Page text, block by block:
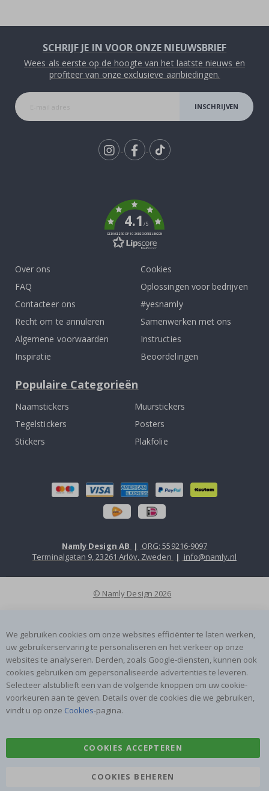
SCHRIJF JE IN VOOR ONZE NIEUWSBRIEF
Wees als eerste op de hoogte van het laatste nieuws en
profiteer van onze exclusieve aanbiedingen.
INSCHRIJVEN
4.1/5
GEBASEERD OP 1029 BEOORDELINGEN
Over ons
FAQ
Contacteer ons
Recht om te annuleren
Algemene voorwaarden
Inspiratie
Cookies
Oplossingen voor bedrijven
#yesnamly
Samenwerken met ons
Instructies
Beoordelingen
Populaire Categorieën
Naamstickers
Muurstickers
Tegelstickers
Posters
Stickers
Plakfolie
Namly Design AB | ORG: 559216-9097
Terminalgatan 9, 23261 Arlöv, Zweden | info@namly.nl
© Namly Design 2026
We gebruiken cookies om onze websites efficiënter te laten werken,
uw gebruikerservaring te personaliseren en het verkeer op onze
websites te analyseren. Derden, zoals Google-diensten, kunnen ook
cookies gebruiken om gepersonaliseerde advertenties te leveren.
Selecteer alstublieft een van de volgende knoppen om uw cookie-
voorkeuren aan te geven. Details over de cookies die we gebruiken,
vindt u op onze Cookies-pagina.
COOKIES ACCEPTEREN
COOKIES BEHEREN